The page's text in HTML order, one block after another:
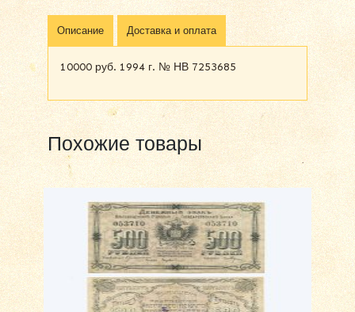
Описание Доставка и оплата
10000 руб. 1994 г. № НВ 7253685
Похожие товары